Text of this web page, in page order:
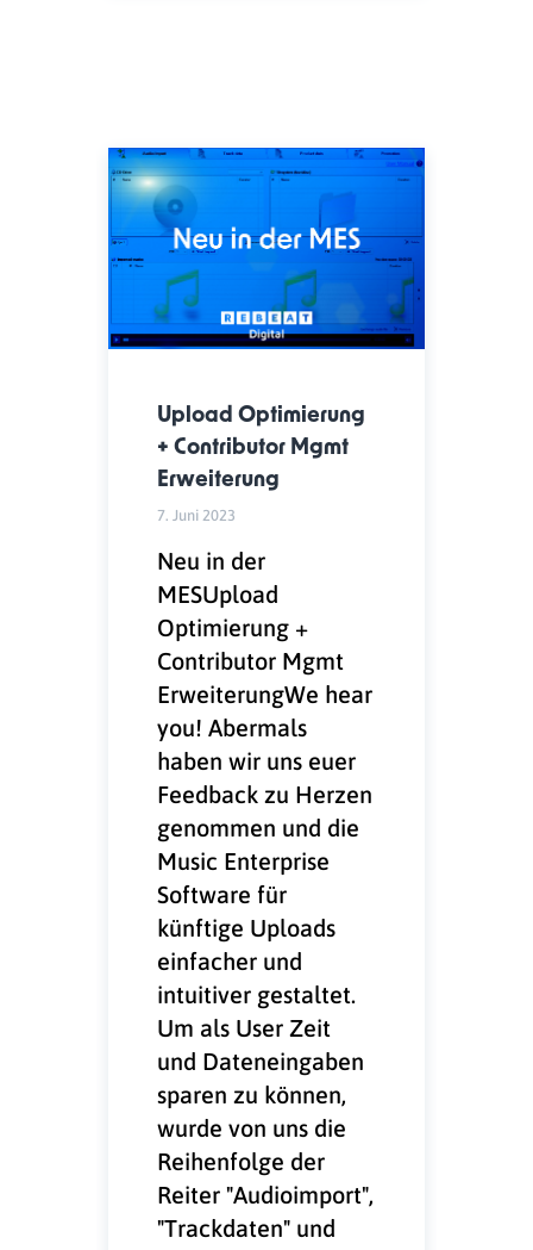
Upload Optimierung
+ Contributor Mgmt
Erweiterung
7. Juni 2023
Neu in der
MESUpload
Optimierung +
Contributor Mgmt
ErweiterungWe hear
you! Abermals
haben wir uns euer
Feedback zu Herzen
genommen und die
Music Enterprise
Software für
künftige Uploads
einfacher und
intuitiver gestaltet.
Um als User Zeit
und Dateneingaben
sparen zu können,
wurde von uns die
Reihenfolge der
Reiter "Audioimport",
"Trackdaten" und